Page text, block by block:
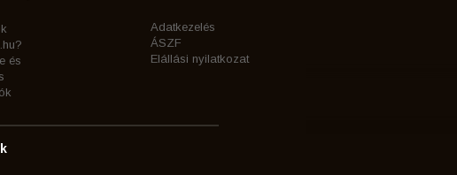
és
Adatkezelés
ÁSZF
Elállási nyilatkozat